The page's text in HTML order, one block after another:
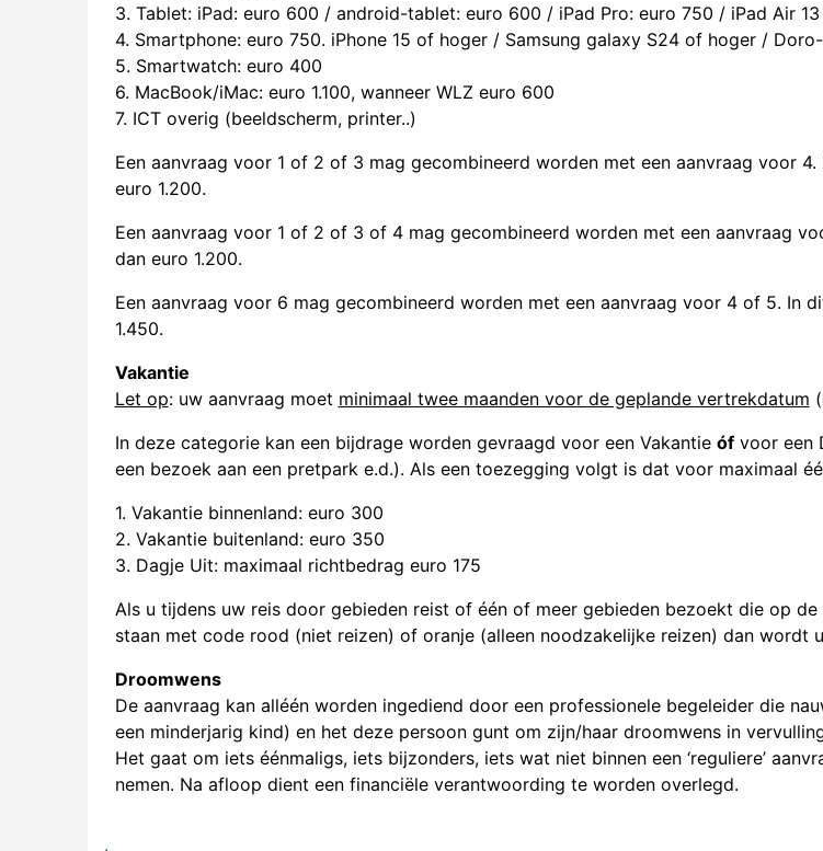
3. Tablet: iPad: euro 600 / android-tablet: euro 600 / iPad Pro: euro 750 / iPad Air
4. Smartphone: euro 750. iPhone 15 of hoger / Samsung galaxy S24 of hoger /
5. Smartwatch: euro 400
6. MacBook/iMac: euro 1.100, wanneer WLZ euro 600
7. ICT overig (beeldscherm, printer..)
Een aanvraag voor 1 of 2 of 3 mag gecombineerd worden met een aanvraag voor
euro 1.200.
Een aanvraag voor 1 of 2 of 3 of 4 mag gecombineerd worden met een aanvraag
dan euro 1.200.
Een aanvraag voor 6 mag gecombineerd worden met een aanvraag voor 4 of 5. In
1.450.
Vakantie
Let op: uw aanvraag moet minimaal twee maanden voor de geplande vertrekdatum
In deze categorie kan een bijdrage worden gevraagd voor een Vakantie ófvoor een
een bezoek aan een pretpark e.d.). Als een toezegging volgt is dat voor maximaal
1. Vakantie binnenland: euro 300
2. Vakantie buitenland: euro 350
3. Dagje Uit: maximaal richtbedrag euro 175
Als u tijdens uw reis door gebieden reist of één of meer gebieden bezoekt die op de
staan met code rood (niet reizen) of oranje (alleen noodzakelijke reizen) dan wordt
Droomwens
De aanvraag kan alléén worden ingediend door een professionele begeleider die
een minderjarig kind) en het deze persoon gunt om zijn/haar droomwens in
Het gaat om iets éénmaligs, iets bijzonders, iets wat niet binnen een ‘reguliere’
nemen. Na afloop dient een financiële verantwoording te worden overlegd.